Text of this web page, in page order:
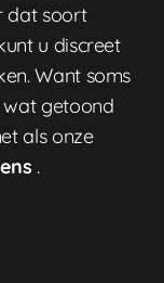
dat soort
u discreet
Want soms
wat getoond
als onze
.